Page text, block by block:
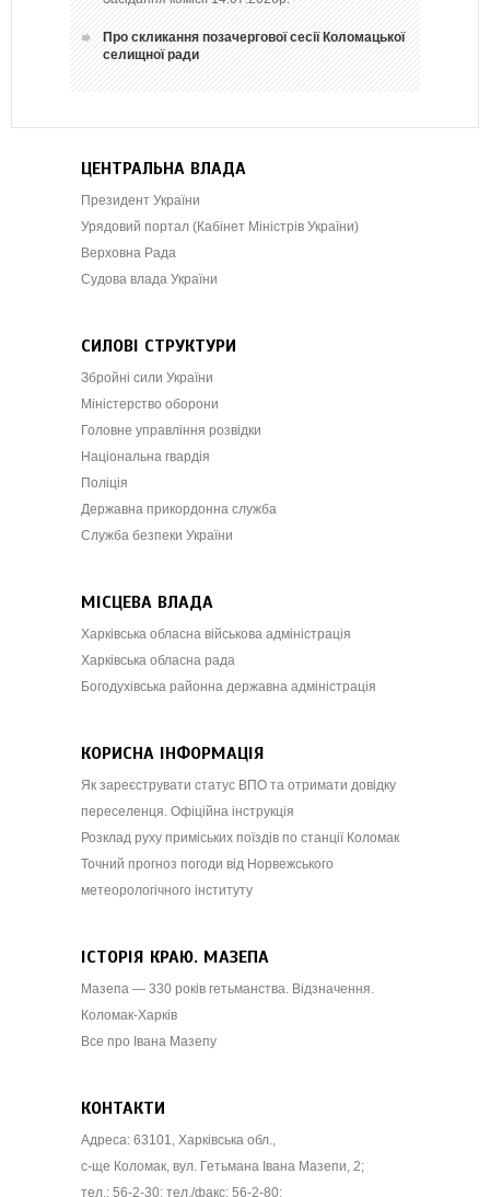
Про скликання позачергової сесії Коломацької
селищної ради
ЦЕНТРАЛЬНА ВЛАДА
Президент України
Урядовий портал (Кабінет Міністрів України)
Верховна Рада
Судова влада України
СИЛОВІ СТРУКТУРИ
Збройні сили України
Міністерство оборони
Головне управління розвідки
Національна гвардія
Поліція
Державна прикордонна служба
Служба безпеки України
МІСЦЕВА ВЛАДА
Харківська обласна військова адміністрація
Харківська обласна рада
Богодухівська районна державна адміністрація
КОРИСНА ІНФОРМАЦІЯ
Як зареєструвати статус ВПО та отримати довідку
переселенця. Офіційна інструкція
Розклад руху приміських поїздів по станції Коломак
Точний прогноз погоди від Норвежського
метеорологічного інституту
ІСТОРІЯ КРАЮ. МАЗЕПА
Мазепа — 330 років гетьманства. Відзначення.
Коломак-Харків
Все про Івана Мазепу
КОНТАКТИ
Адреса: 63101, Харківська обл.,
с-ще Коломак, вул. Гетьмана Івана Мазепи, 2;
тел.: 56-2-30; тел./факс: 56-2-80;